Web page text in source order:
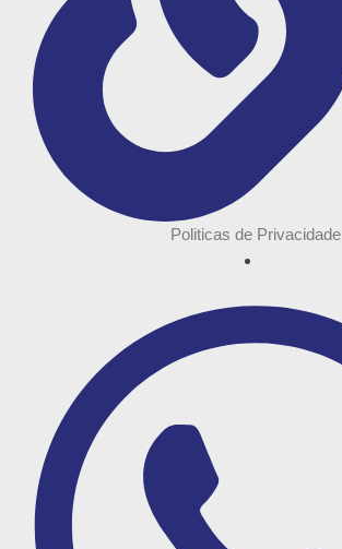
Politicas de Privacidade